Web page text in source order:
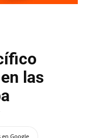
las
en Google